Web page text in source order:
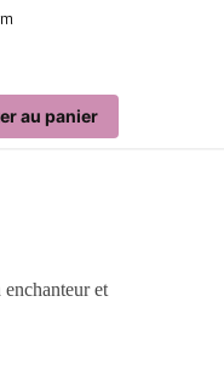
au panier
enchanteur et